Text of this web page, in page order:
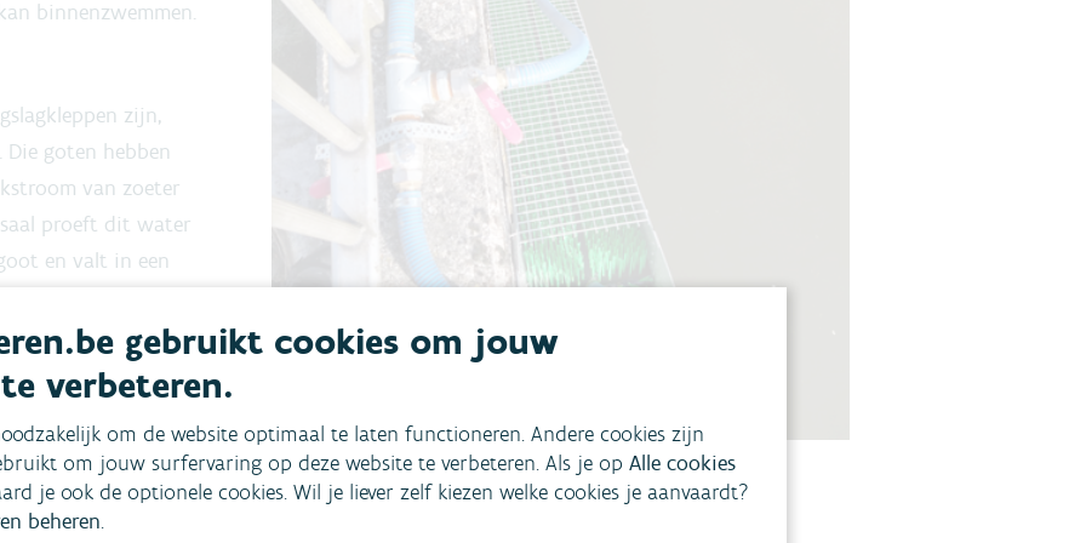
binnenzwemmen.
zijn,
goten hebben
van zoeter
proeft dit water
en valt in een
de Grote
en
naar zee
heeft
gebruikt cookies om jouw
verbeteren.
om de website optimaal te laten functioneren. Andere cookies zijn
om jouw surfervaring op deze website te verbeteren. Als je op Alle cookies
je ook de optionele cookies. Wil je liever zelf kiezen welke cookies je aanvaardt?
beheren.